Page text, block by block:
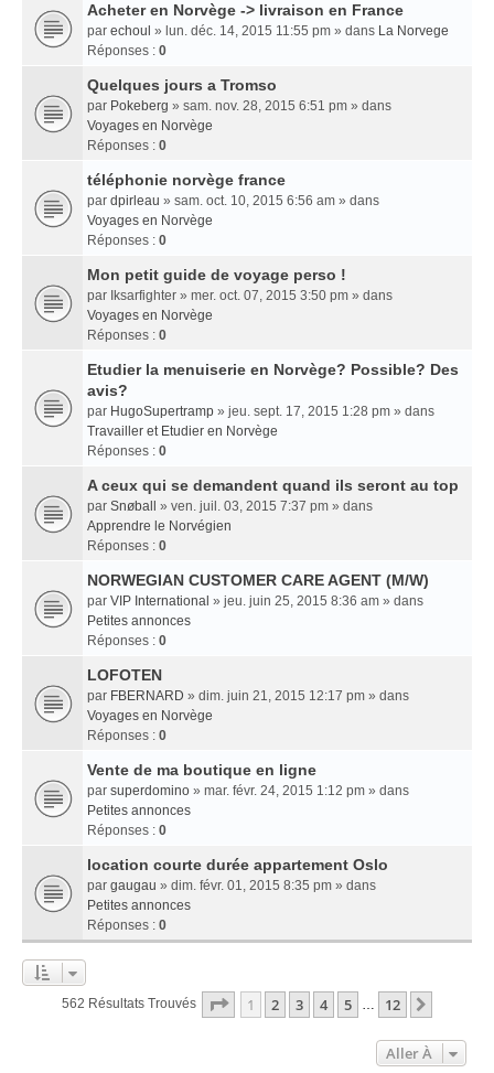
Acheter en Norvège -> livraison en France
par echoul » lun. déc. 14, 2015 11:55 pm » dans La Norvege
Réponses : 0
Quelques jours a Tromso
par Pokeberg » sam. nov. 28, 2015 6:51 pm » dans
Voyages en Norvège
Réponses : 0
téléphonie norvège france
par dpirleau » sam. oct. 10, 2015 6:56 am » dans
Voyages en Norvège
Réponses : 0
Mon petit guide de voyage perso !
par Iksarfighter » mer. oct. 07, 2015 3:50 pm » dans
Voyages en Norvège
Réponses : 0
Etudier la menuiserie en Norvège? Possible? Des
avis?
par HugoSupertramp » jeu. sept. 17, 2015 1:28 pm » dans
Travailler et Etudier en Norvège
Réponses : 0
A ceux qui se demandent quand ils seront au top
par Snøball
» ven. juil. 03, 2015 7:37 pm » dans
Apprendre le Norvégien
Réponses : 0
NORWEGIAN CUSTOMER CARE AGENT (M/W)
par VIP International » jeu. juin 25, 2015 8:36 am » dans
Petites annonces
Réponses : 0
LOFOTEN
par FBERNARD » dim. juin 21, 2015 12:17 pm » dans
Voyages en Norvège
Réponses : 0
Vente de ma boutique en ligne
par superdomino » mar. févr. 24, 2015 1:12 pm » dans
Petites annonces
Réponses : 0
location courte durée appartement Oslo
par gaugau » dim. févr. 01, 2015 8:35 pm » dans
Petites annonces
Réponses : 0
562 Résultats Trouvés Page 1Sur
1 2 3 4 5 … 12
Aller À